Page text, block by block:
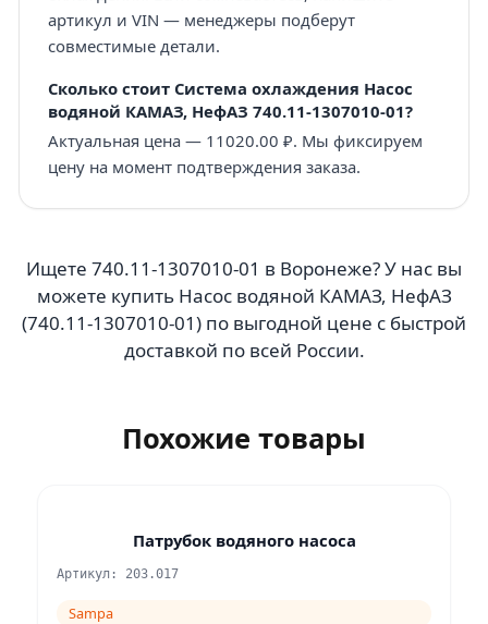
артикул и VIN — менеджеры подберут
совместимые детали.
Сколько стоит Система охлаждения Насос
водяной КАМАЗ, НефАЗ 740.11-1307010-01?
Актуальная цена — 11020.00 ₽. Мы фиксируем
цену на момент подтверждения заказа.
Ищете 740.11-1307010-01 в Воронеже? У нас вы
можете купить Насос водяной КАМАЗ, НефАЗ
(740.11-1307010-01) по выгодной цене с быстрой
доставкой по всей России.
Похожие товары
Патрубок водяного насоса
Артикул: 203.017
Sampa